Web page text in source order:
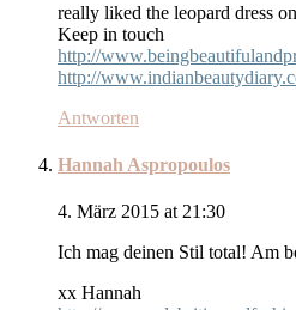
really liked the leopard dress
Keep in touch
http://
http://
Antworten
Hannah Aspropoulos
4. März 2015 at 21:30
Ich mag deinen Stil total! Am
xx Hannah